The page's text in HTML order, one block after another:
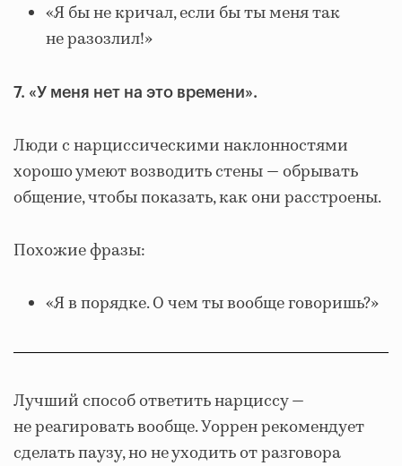
«Я бы не кричал, если бы ты меня так
не разозлил!»
7. «У меня нет на это времени».
Люди с нарциссическими наклонностями
хорошо умеют возводить стены — обрывать
общение, чтобы показать, как они расстроены.
Похожие фразы:
«Я в порядке. О чем ты вообще говоришь?»
Лучший способ ответить нарциссу —
не реагировать вообще. Уоррен рекомендует
сделать паузу, но не уходить от разговора